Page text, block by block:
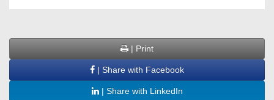
| Print
| Share with Facebook
| Share with LinkedIn